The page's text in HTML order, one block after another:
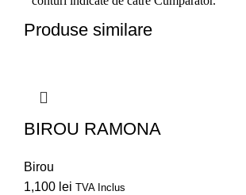
Produse similare
BIROU RAMONA
Birou
1,100 lei TVA Inclus